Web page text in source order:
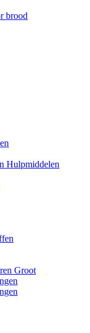
brood
Hulpmiddelen
Groot